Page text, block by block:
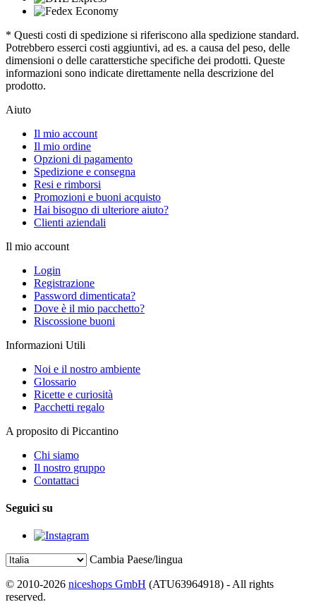
* Questi costi di spedizione si riferiscono alla spedizione standard.
Potrebbero esserci costi aggiuntivi, ad es. a causa del peso, delle
dimensioni o delle caratterstiche specifiche dei prodotti. Queste
informazioni sono indicate direttamente nella descrizione del
prodotto.
Aiuto
Il mio account
Il mio ordine
Opzioni di pagamento
Spedizione e consegna
Resi e rimborsi
Promozioni e buoni acquisto
Hai bisogno di ulteriore aiuto?
Clienti aziendali
Il mio account
Login
Registrazione
Password dimenticata?
Dove è il mio pacchetto?
Riscossione buoni
Informazioni Utili
Noi e il nostro ambiente
Glossario
Ricette e curiosità
Pacchetti regalo
A proposito di Piccantino
Chi siamo
Il nostro gruppo
Contattaci
Seguici su
Cambia Paese/lingua
© 2010-2026 niceshops GmbH (ATU63964918) - All rights
reserved.